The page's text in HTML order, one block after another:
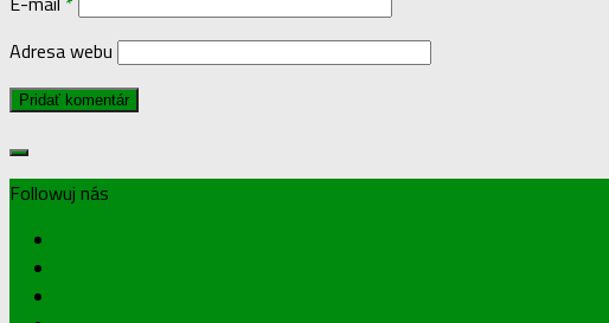
Adresa webu
Followuj nás